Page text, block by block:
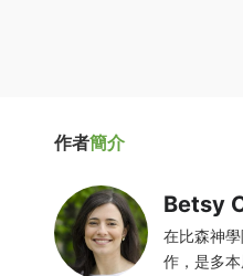
作者簡介
Betsy
在比森神
作，是多